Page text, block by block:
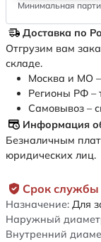
Срок службы
Назначение: Для
Наружный
Внутренний
Минимальная
Доставка по
Отгрузим вам
складе.
Москва и МО –
Регионы РФ –
Самовывоз –
Информация
Безналичным
юридических лиц.